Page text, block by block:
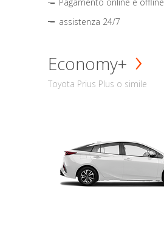
assistenza 24/7
Economy+
Toyota Prius Plus o simile